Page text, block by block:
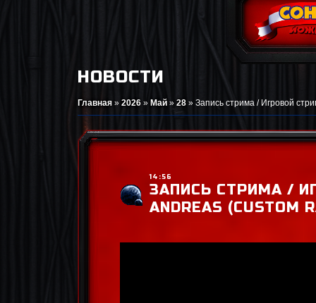
НОВОСТИ
Главная » 2026 » Май » 28 » Запись стрима / Игровой
14:56
ЗАПИСЬ СТРИМА /
ANDREAS (CUSTOM